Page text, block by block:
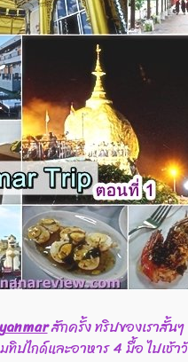
สักครั้ง ทริปของเราสั้น
ปไกด์และอาหาร 4 มื้อ ไปเ